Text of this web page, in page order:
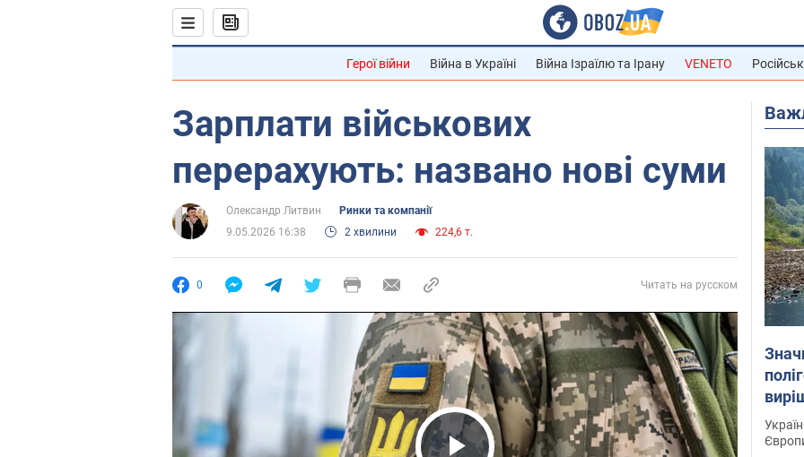
Герої війни Війна в Україні Війна Ізраїлю та Ірану VENETO
Зарплати військових
перерахують: названо нові суми
Олександр Литвин
Ринки та компанії
9.05.2026 16:38
2 хвилини 224,6 т.
0 Читать на русском